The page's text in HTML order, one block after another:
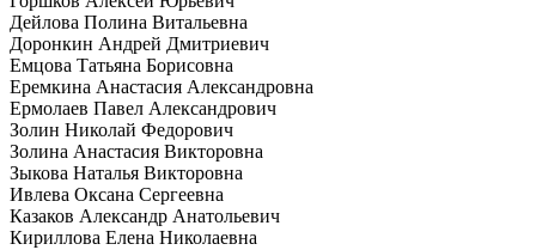
Дейлова Полина Витальевна
Доронкин Андрей Дмитриевич
Емцова Татьяна Борисовна
Еремкина Анастасия Александровна
Ермолаев Павел Александрович
Золин Николай Федорович
Золина Анастасия Викторовна
Зыкова Наталья Викторовна
Ивлева Оксана Сергеевна
Казаков Александр Анатольевич
Кириллова Елена Николаевна